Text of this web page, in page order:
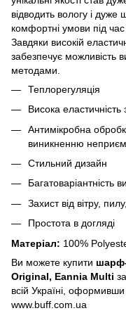
відводить вологу і
комфортні умови під
Завдяки високій
забезпечує можливість
методами.
Теплорегуляція
Висока
Антимікробна
виникненню
Стильний дизайн
Багатоваріантність
Захист від вітру,
Простота в догляді
Матеріал: 100%
Ви можете купити
Original, Eannia Multi
всій Україні,
www.buff.com.ua